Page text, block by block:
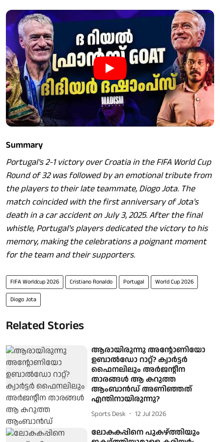
Summary
Portugal's 2-1 victory over Croatia in the FIFA World Cup
Round of 32 was followed by an emotional tribute from
the players to their late teammate, Diogo Jota. The
match coincided with the first anniversary of Jota's
death in a car accident on July 3, 2025. After the final
whistle, Portugal's players dedicated the victory to his
memory, making the celebrations a poignant moment
for the team and their supporters.
FIFA Worldcup 2026 Cristiano Ronaldo Portugal World Cup 2026
Diogo Jota
Related Stories
ആരായിരുന്നു അന്റോണിയോ
ഉബാൽഡോ റാറ്റ്? ക്വാർട്ടർ
ഫൈനലിലും അർജന്റീന
താരങ്ങൾ ആ കറുത്ത
ആംബാൻഡ് അണിഞ്ഞത്
എന്തിനായിരുന്നു?
Sports Desk 12 Jul 2026
ലോകകപ്പിനെ പുകഴ്ത്തിയും